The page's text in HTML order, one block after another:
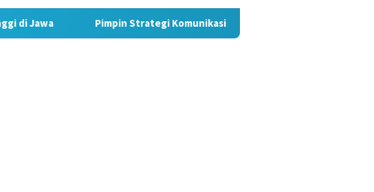
Pimpin Strategi Komunikasi JNE, Kurnia Nugraha Sabet Indonesia Public